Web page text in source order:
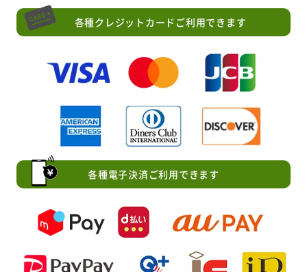
各種クレジットカードご利用できます
各種電子決済ご利用できます